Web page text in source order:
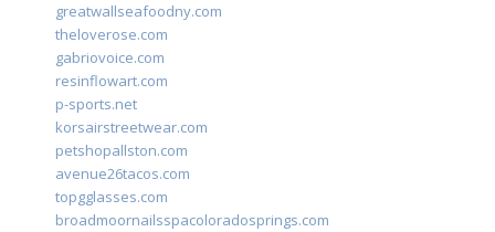
greatwallseafoodny.com
theloverose.com
gabriovoice.com
resinflowart.com
p-sports.net
korsairstreetwear.com
petshopallston.com
avenue26tacos.com
topgglasses.com
broadmoornailsspacoloradosprings.com